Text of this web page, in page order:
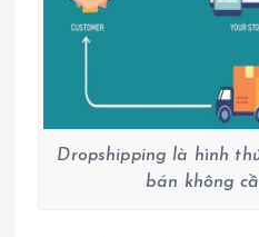
Dropshipping là hình
bán không